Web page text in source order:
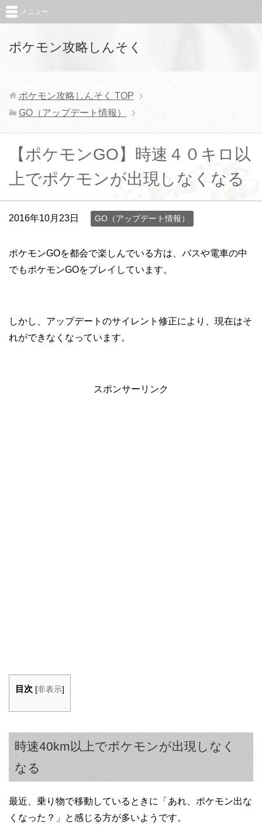
ポケモン攻略しんそく
メニュー
ポケモン攻略しんそく TOP
GO（アップデート情報）
【ポケモンGO】時速４０キロ以
上でポケモンが出現しなくなる
2016年10月23日 GO（アップデート情報）
ポケモンGOを都会で楽しんでいる方は、バスや電車の中
でもポケモンGOをプレイしています。
しかし、アップデートのサイレント修正により、現在はそ
れができなくなっています。
スポンサーリンク
目次 [非表示]
時速40km以上でポケモンが出現しなく
なる
最近、乗り物で移動しているときに「あれ、ポケモン出な
くなった？」と感じる方が多いようです。